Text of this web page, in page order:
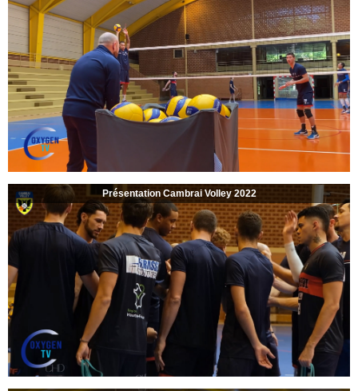
Présentation Cambrai Volley 2022